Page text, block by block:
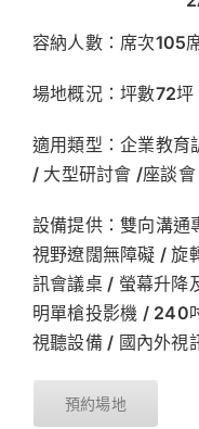
容納人數：席次105
場地概況：坪數72坪
適用類型：企業教育
/ 大型研討會 /座談會
設備提供：雙向溝通
視野遼闊無障礙 / 旋
訊會議桌 / 螢幕升降
明單槍投影機 / 240
視聽設備 / 國內外視
預約場地